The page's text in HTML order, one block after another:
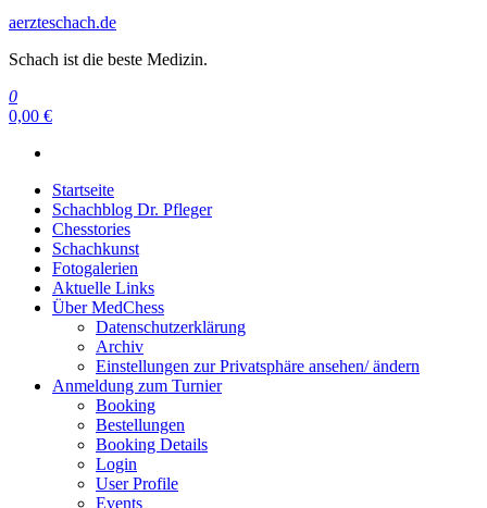
aerzteschach.de
Schach ist die beste Medizin.
0
0,00 €
Startseite
Schachblog Dr. Pfleger
Chesstories
Schachkunst
Fotogalerien
Aktuelle Links
Über MedChess
Datenschutzerklärung
Archiv
Einstellungen zur Privatsphäre ansehen/ ändern
Anmeldung zum Turnier
Booking
Bestellungen
Booking Details
Login
User Profile
Events